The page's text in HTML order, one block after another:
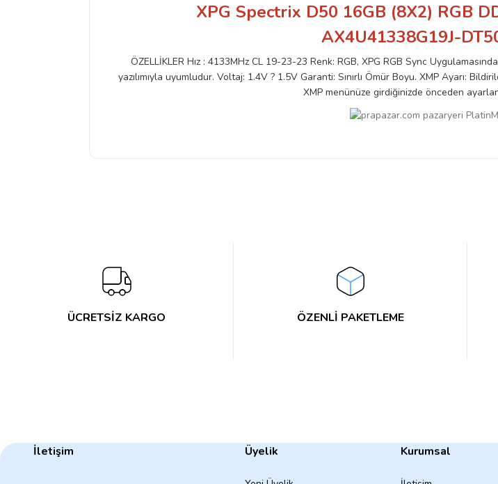
XPG Spectrix D50 16GB (8X2) RGB
AX4U41338G19J-
ÖZELLİKLER Hız : 4133MHz CL 19-23-23 Renk: RGB, XPG RGB Sync
yazılımıyla uyumludur. Voltaj: 1.4V ? 1.5V Garanti: Sınırlı Ömür Boyu. XMP Ayarı:
XMP menünüze girdiğinizde önceden
ÜCRETSİZ KARGO ÖZENLİ PAKETLEME
İletişim Üyelik Kurumsal